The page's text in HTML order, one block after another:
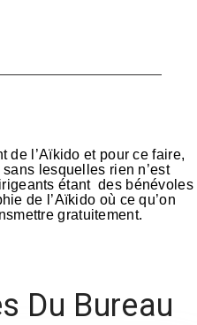
de l’Aïkido et pour ce faire,
lesquelles rien n’est
étant des bénévoles
de l’Aïkido où ce qu’on
gratuitement.
Du Bureau